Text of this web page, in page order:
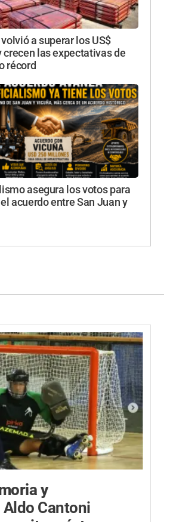
volvió a superar los US$
crecen las expectativas de
récord
asegura los votos para
acuerdo entre San Juan y
y
Aldo Cantoni